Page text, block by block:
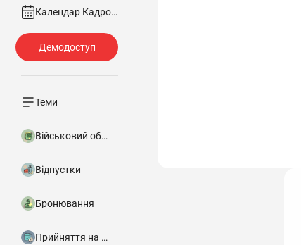
Календар Кадровика
Теми
Військовий облік
Відпустки
Бронювання
Прийняття на роботу